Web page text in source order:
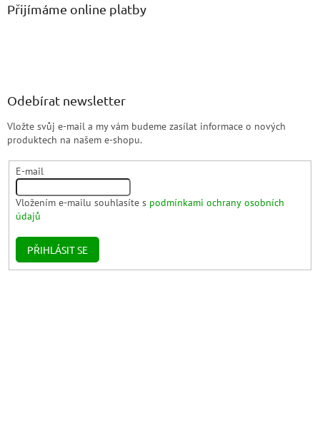
Přijímáme online platby
Odebírat newsletter
Vložte svůj e-mail a my vám budeme zasílat informace o nových
produktech na našem e-shopu.
E-mail
Vložením e-mailu souhlasíte s podmínkami ochrany osobních
údajů
PŘIHLÁSIT SE